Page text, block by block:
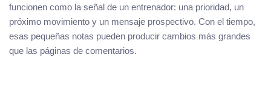
funcionen como la señal de un entrenador: una prioridad, un
próximo movimiento y un mensaje prospectivo. Con el tiempo,
esas pequeñas notas pueden producir cambios más grandes
que las páginas de comentarios.